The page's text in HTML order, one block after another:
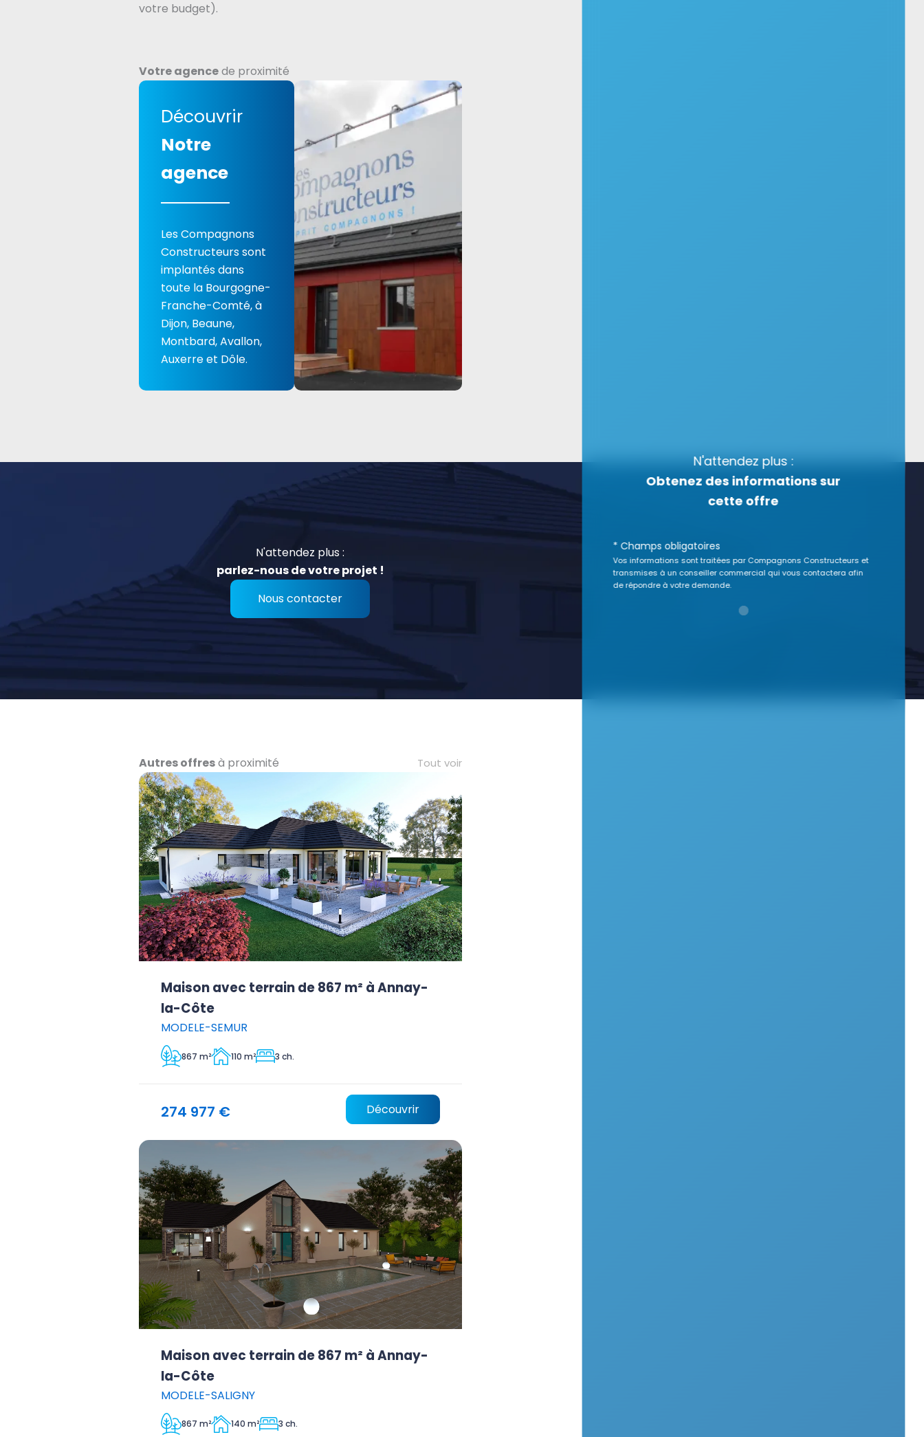
votre budget).
Votre agencede proximité
Découvrir
Notre
agence
Les Compagnons
Constructeurs sont
implantés dans
toute la Bourgogne-
Franche-Comté, à
Dijon, Beaune,
Montbard, Avallon,
Auxerre et Dôle.
N'attendez plus :
parlez-nous de votre projet !
Nous contacter
Autres offresà proximité Tout voir
Maison avec terrain de 867 m² à Annay-
la-Côte
MODELE-SEMUR
867 m² 110 m² 3 ch.
274 977 € Découvrir
Maison avec terrain de 867 m² à Annay-
la-Côte
MODELE-SALIGNY
867 m² 140 m² 3 ch.
N'attendez plus :
Obtenez des informations sur
cette offre
* Champs obligatoires
Vos informations sont traitées par Compagnons Constructeurs et
transmises à un conseiller commercial qui vous contactera afin
de répondre à votre demande.